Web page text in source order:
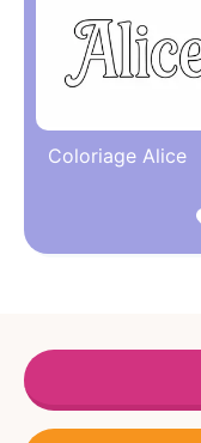
Coloriage Alice